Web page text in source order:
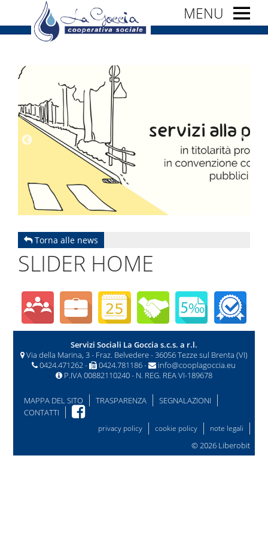
MENU
Torna alle news
SLIDER HOME
Servizi Sociali La Goccia s.c.s. a r.l.
Via della Marina, 3 - Fraz. Belvedere - 36056 Tezze sul Brenta (VI)
0424.471262 -
0424.781186 -
info@cooplagoccia.eu
P.IVA 00882110240 - N. REG. REA VI-189678
MAPPA DEL SITO TRASPARENZA
SEGNALAZIONI
CONTATTI
privacy policy cookie policy note legali
© 2026 Liberobit